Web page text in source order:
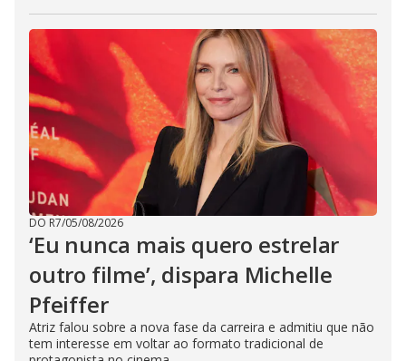
DO R7/05/08/2026
‘Eu nunca mais quero estrelar
outro filme’, dispara Michelle
Pfeiffer
Atriz falou sobre a nova fase da carreira e admitiu que não
tem interesse em voltar ao formato tradicional de